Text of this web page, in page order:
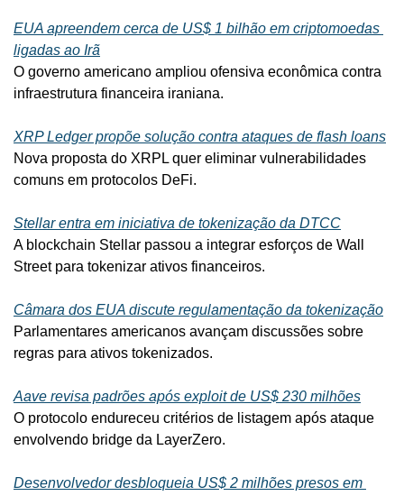
EUA apreendem cerca de US$ 1 bilhão em criptomoedas
ligadas ao Irã
O governo americano ampliou ofensiva econômica contra
infraestrutura financeira iraniana.
XRP Ledger propõe solução contra ataques de flash loans
Nova proposta do XRPL quer eliminar vulnerabilidades
comuns em protocolos DeFi.
Stellar entra em iniciativa de tokenização da DTCC
A blockchain Stellar passou a integrar esforços de Wall
Street para tokenizar ativos financeiros.
Câmara dos EUA discute regulamentação da tokenização
Parlamentares americanos avançam discussões sobre
regras para ativos tokenizados.
Aave revisa padrões após exploit de US$ 230 milhões
O protocolo endureceu critérios de listagem após ataque
envolvendo bridge da LayerZero.
Desenvolvedor desbloqueia US$ 2 milhões presos em